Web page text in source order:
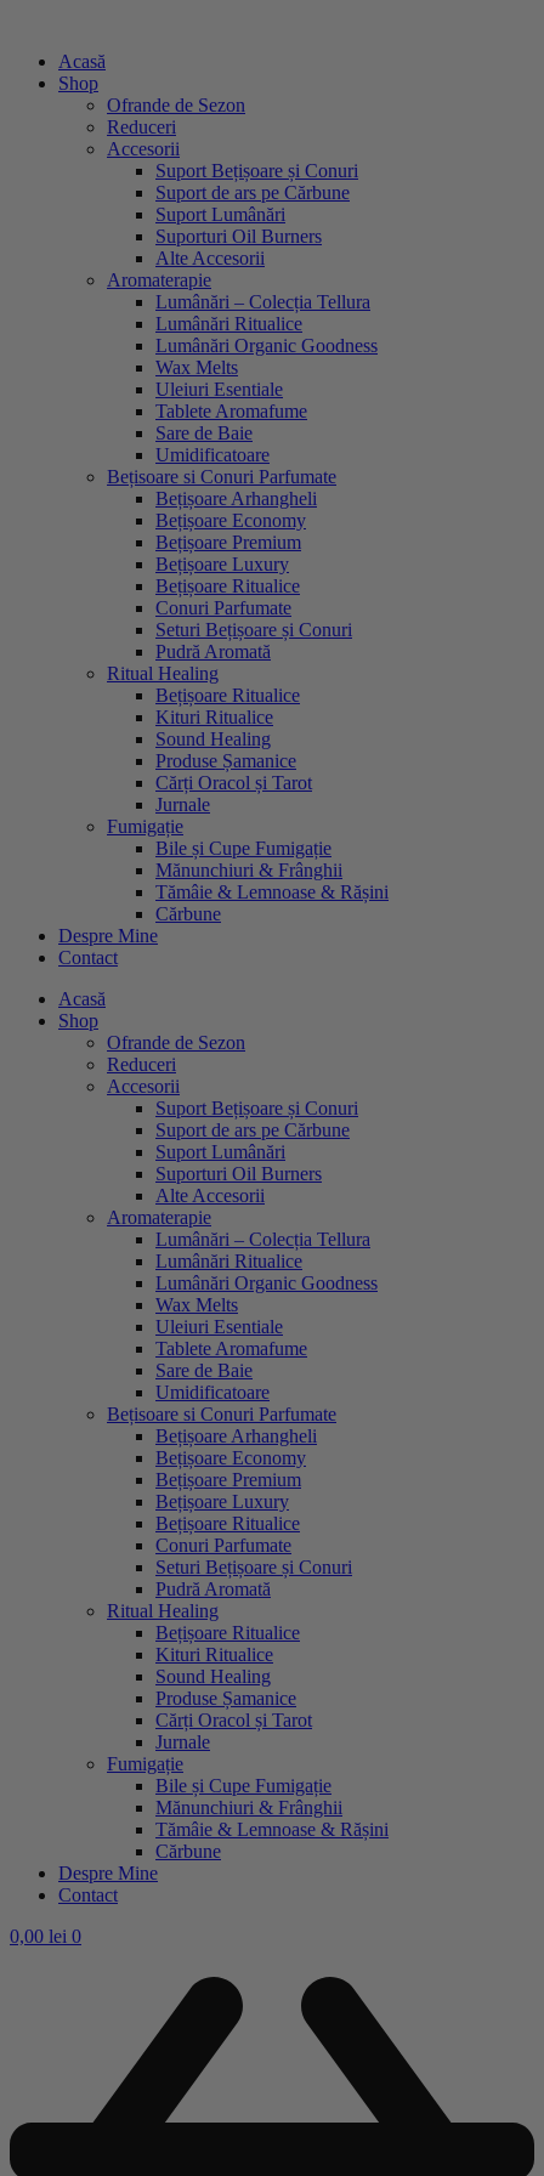
conținutAcasă
Shop
Ofrande de Sezon
Reduceri
Accesorii
Suport Bețișoare și Conuri
Suport de ars pe Cărbune
Suport Lumânări
Suporturi Oil Burners
Alte Accesorii
Aromaterapie
Lumânări – Colecția Tellura
Lumânări Ritualice
Lumânări Organic Goodness
Wax Melts
Uleiuri Esentiale
Tablete Aromafume
Sare de Baie
Umidificatoare
Bețisoare si Conuri Parfumate
Bețișoare Arhangheli
Bețișoare Economy
Bețișoare Premium
Bețișoare Luxury
Bețișoare Ritualice
Conuri Parfumate
Seturi Bețișoare și Conuri
Pudră Aromată
Ritual Healing
Bețișoare Ritualice
Kituri Ritualice
Sound Healing
Produse Șamanice
Cărți Oracol și Tarot
Jurnale
Fumigație
Bile și Cupe Fumigație
Mănunchiuri & Frânghii
Tămâie & Lemnoase & Rășini
Cărbune
Despre Mine
Contact
Acasă
Shop
Ofrande de Sezon
Reduceri
Accesorii
Suport Bețișoare și Conuri
Suport de ars pe Cărbune
Suport Lumânări
Suporturi Oil Burners
Alte Accesorii
Aromaterapie
Lumânări – Colecția Tellura
Lumânări Ritualice
Lumânări Organic Goodness
Wax Melts
Uleiuri Esentiale
Tablete Aromafume
Sare de Baie
Umidificatoare
Bețisoare si Conuri Parfumate
Bețișoare Arhangheli
Bețișoare Economy
Bețișoare Premium
Bețișoare Luxury
Bețișoare Ritualice
Conuri Parfumate
Seturi Bețișoare și Conuri
Pudră Aromată
Ritual Healing
Bețișoare Ritualice
Kituri Ritualice
Sound Healing
Produse Șamanice
Cărți Oracol și Tarot
Jurnale
Fumigație
Bile și Cupe Fumigație
Mănunchiuri & Frânghii
Tămâie & Lemnoase & Rășini
Cărbune
Despre Mine
Contact
0,00 lei 0